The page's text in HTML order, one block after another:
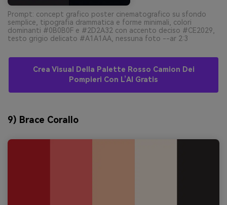
Prompt: concept grafico poster cinematografico su sfondo
semplice, tipografia drammatica e forme minimali, colori
dominanti #0B0B0F e #2D2A32 con accento deciso #CE2029,
testo grigio delicato #A1A1AA, nessuna foto --ar 2:3
Crea Visual Della Palette Rosso Camion Dei
Pompieri Con L’AI Gratis
9) Brace Corallo